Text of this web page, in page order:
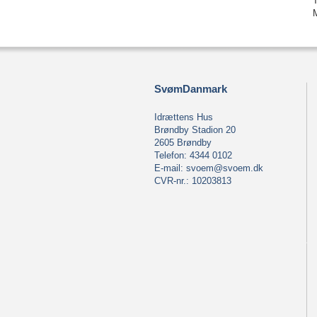
SvømDanmark
Idrættens Hus
Brøndby Stadion 20
2605 Brøndby
Telefon: 4344 0102
E-mail: svoem@svoem.dk
CVR-nr.: 10203813